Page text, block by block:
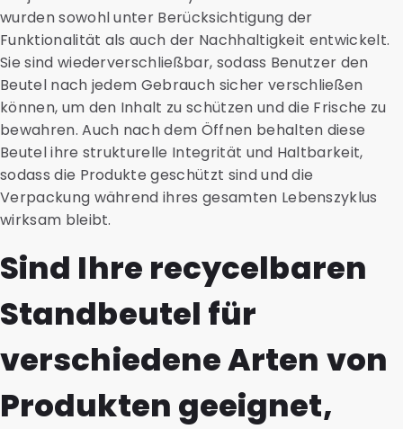
wurden sowohl unter Berücksichtigung der
Funktionalität als auch der Nachhaltigkeit entwickelt.
Sie sind wiederverschließbar, sodass Benutzer den
Beutel nach jedem Gebrauch sicher verschließen
können, um den Inhalt zu schützen und die Frische zu
bewahren. Auch nach dem Öffnen behalten diese
Beutel ihre strukturelle Integrität und Haltbarkeit,
sodass die Produkte geschützt sind und die
Verpackung während ihres gesamten Lebenszyklus
wirksam bleibt.
Sind Ihre recycelbaren
Standbeutel für
verschiedene Arten von
Produkten geeignet,